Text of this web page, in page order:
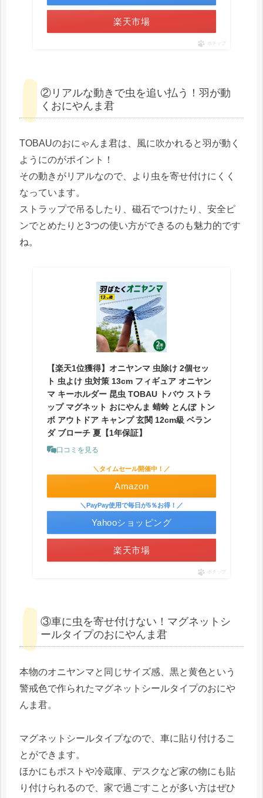
楽天市場
ポチップ
②リアルな動きで虫を追い払う！羽が動
くおにやんま君
TOBAUのおにゃんま君は、風に吹かれると羽が動く
ようにのがポイント！
その動きがリアルなので、より虫を寄せ付けにくく
なっています。
ストラップで吊るしたり、磁石でつけたり、安全ピ
ンでとめたりと3つの使い方ができるのも魅力的です
ね。
【楽天1位獲得】オニヤンマ 虫除け 2個セッ
ト 虫よけ 虫対策 13cm フィギュア オニヤン
マ キーホルダー 昆虫 TOBAU トバウ ストラ
ップ マグネット おにやんま 蜻蛉 とんぼ トン
ボ アウトドア キャンプ 玄関 12cm級 ベラン
ダ ブローチ 夏【1年保証】
口コミを見る
＼タイムセール開催中！／
Amazon
楽天市場
＼PayPay使用で毎日が5％お得！／
Yahooショッピング
ポチップ
③車に虫を寄せ付けない！マグネットシ
ールタイプのおにやんま君
本物のオニヤンマと同じサイズ感、黒と黄色という
警戒色で作られたマグネットシールタイプのおにや
んま君。
マグネットシールタイプなので、車に貼り付けるこ
とができます。
ほかにもポストや冷蔵庫、デスクなど家の物にも貼
り付けられるので、家で過ごすことが多い方はぜひ